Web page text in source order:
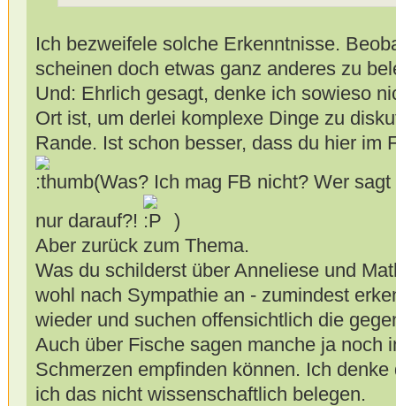
Ich bezweifele solche Erkenntnisse.
scheinen doch etwas ganz anderes zu
Und: Ehrlich gesagt, denke ich sowieso
Ort ist, um derlei komplexe Dinge zu
Rande. Ist schon besser, dass du hier im
(Was? Ich mag FB nicht? Wer
nur darauf?!
)
Aber zurück zum Thema.
Was du schilderst über Anneliese und
wohl nach Sympathie an - zumindest
wieder und suchen offensichtlich die
Auch über Fische sagen manche ja noch
Schmerzen empfinden können. Ich
ich das nicht wissenschaftlich belegen.